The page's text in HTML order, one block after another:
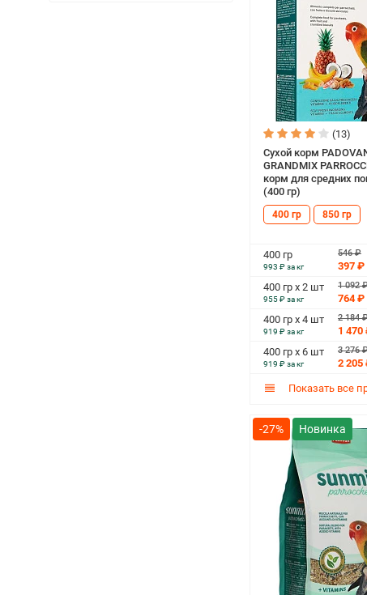
(13)
Сухой корм
GRANDMIX
корм для средних
(400 гр)
400 гр 850 гр
400 гр
993 ₽ за кг
546 ₽
397 ₽
400 гр х 2 шт
955 ₽ за кг
1 092
764 ₽
400 гр х 4 шт
919 ₽ за кг
2 184
1 470
400 гр х 6 шт
919 ₽ за кг
3 276
2 205
Показать все
-27%